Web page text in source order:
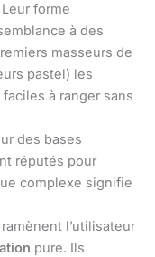
Leur forme
à des
masseurs de
pastel) les
à ranger sans
des bases
réputés pour
complexe signifie
l’utilisateur
pure. Ils